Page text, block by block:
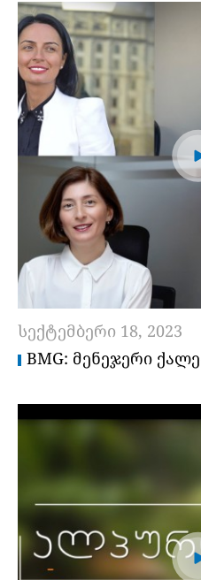
სექტემბერი 18, 2023
BMG: ᲛᲔᲜᲔᲯᲔᲠᲘ